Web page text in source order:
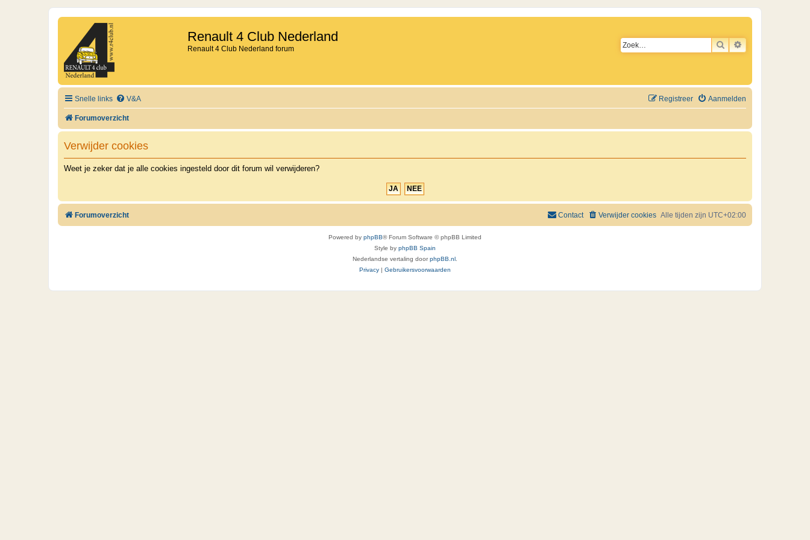
Renault 4 Club Nederland
Renault 4 Club Nederland forum ZOEKUITGEBREID
Snelle links V&A Aanmelden
Registreer
Forumoverzicht
Verwijder cookies
Weet je zeker dat je alle cookies ingesteld door dit forum wil verwijderen?
Forumoverzicht Alle tijden zijn UTC+02:00
Verwijder cookies
Contact
Powered by phpBB® Forum Software © phpBB Limited
Style by phpBB Spain
Nederlandse vertaling doorphpBB.nl
Privacy | Gebruikersvoorwaarden